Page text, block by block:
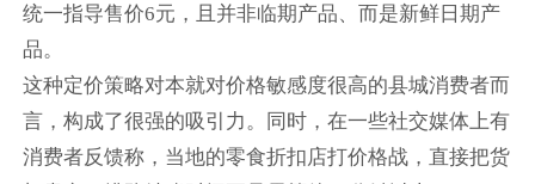
统一指导售价6元，且并非临期产品、而是新鲜日期产
品。
这种定价策略对本就对价格敏感度很高的县城消费者而
言，构成了很强的吸引力。同时，在一些社交媒体上有
消费者反馈称，当地的零食折扣店打价格战，直接把货